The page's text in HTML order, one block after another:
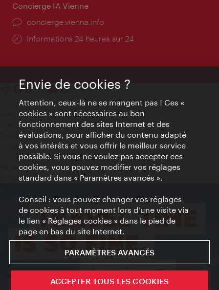
Concierge IA Vienne
Ort:
concierge.vienna.info
Öffnungszeiten:
Informations 24 heures sur 24
Contact
Mentions obligatoires
Charte sur le respect de la vie privée
Terms of Use
Accessibilité
Contact presse
Paramètres de cookies
© Copyright WienTourismus
Envie de cookies ?
Attention, ceux-là ne se mangent pas ! Ces «
cookies » sont nécessaires au bon
fonctionnement des sites Internet et des
évaluations, pour afficher du contenu adapté
à vos intérêts et vous offrir le meilleur service
possible. Si vous ne voulez pas accepter ces
cookies, vous pouvez modifier vos réglages
standard dans « Paramètres avancés ».
Conseil : vous pouvez changer vos réglages
de cookies à tout moment lors d'une visite via
le lien « Réglages cookies » dans le pied de
page en bas du site Internet.
PARAMÈTRES AVANCÉS
ACCEPTER TOUS LES COOKIES